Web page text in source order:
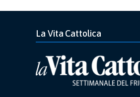
La Vita Cattolica